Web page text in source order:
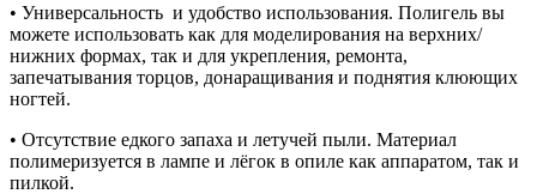
• Универсальность и удобство использования. Полигель вы
можете использовать как для моделирования на верхних/
нижних формах, так и для укрепления, ремонта,
запечатывания торцов, донаращивания и поднятия клюющих
ногтей.
• Отсутствие едкого запаха и летучей пыли. Материал
полимеризуется в лампе и лёгок в опиле как аппаратом, так и
пилкой.